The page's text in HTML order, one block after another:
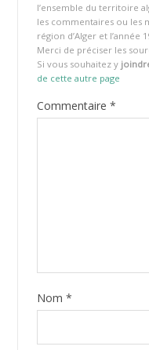
l’ensemble du territoire
les commentaires ou les
région d’Alger et l’année
Merci de préciser les
Si vous souhaitez y
de cette autre page
Commentaire *
Nom *